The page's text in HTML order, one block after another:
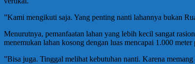
​”Kami mengikuti saja. Yang penting nanti lahannya bukan
​Menurutnya, pemanfaatan lahan yang lebih kecil sangat
menemukan lahan kosong dengan luas mencapai 1.000
​”Bisa juga. Tinggal melihat kebutuhan nanti. Karena